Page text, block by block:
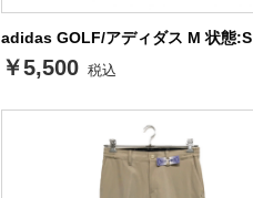
adidas GOLF/アディダス M 状態:S
￥5,500 税込